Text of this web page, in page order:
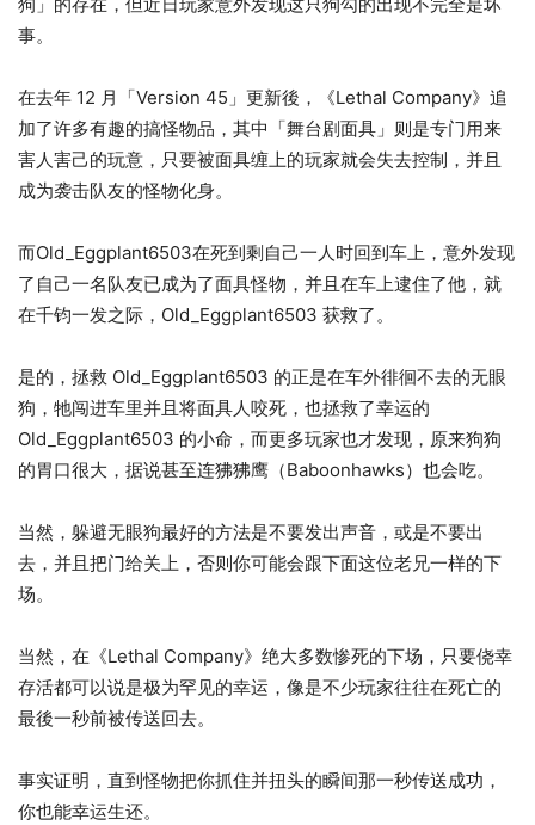
事。
在去年 12 月「Version 45」更新後，《Lethal Company》追
加了许多有趣的搞怪物品，其中「舞台剧面具」则是专门用来
害人害己的玩意，只要被面具缠上的玩家就会失去控制，并且
成为袭击队友的怪物化身。
而Old_Eggplant6503在死到剩自己一人时回到车上，意外发现
了自己一名队友已成为了面具怪物，并且在车上逮住了他，就
在千钧一发之际，Old_Eggplant6503 获救了。
是的，拯救 Old_Eggplant6503 的正是在车外徘徊不去的无眼
狗，牠闯进车里并且将面具人咬死，也拯救了幸运的
Old_Eggplant6503 的小命，而更多玩家也才发现，原来狗狗
的胃口很大，据说甚至连狒狒鹰（Baboonhawks）也会吃。
当然，躲避无眼狗最好的方法是不要发出声音，或是不要出
去，并且把门给关上，否则你可能会跟下面这位老兄一样的下
场。
当然，在《Lethal Company》绝大多数惨死的下场，只要侥幸
存活都可以说是极为罕见的幸运，像是不少玩家往往在死亡的
最後一秒前被传送回去。
事实证明，直到怪物把你抓住并扭头的瞬间那一秒传送成功，
你也能幸运生还。